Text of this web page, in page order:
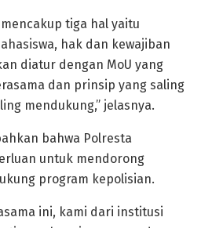
tiga hal yaitu
hak dan kewajiban
diatur dengan MoU yang
dan prinsip yang saling
mendukung,” jelasnya.
bahwa Polresta
untuk mendorong
program kepolisian.
ini, kami dari institusi